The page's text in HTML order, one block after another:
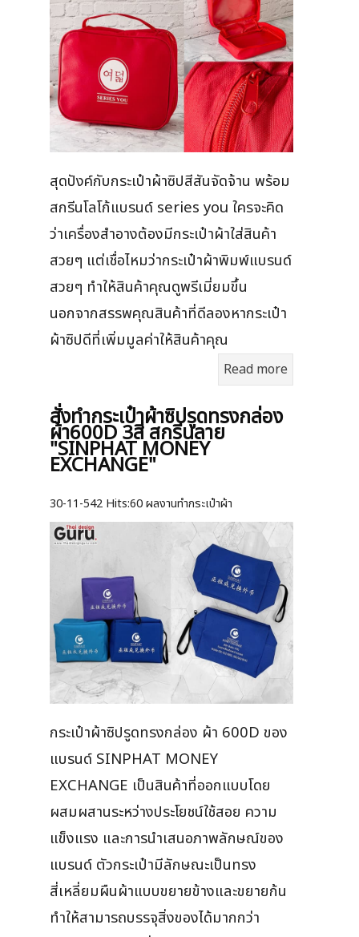
สุดปังค์กับกระเป๋าผ้าซิปสีสันจัดจ้าน พร้อม
สกรีนโลโก้แบรนด์ series you ใครจะคิด
ว่าเครื่องสำอางต้องมีกระเป๋าผ้าใส่สินค้า
สวยๆ แต่เชื่อไหมว่ากระเป๋าผ้าพิมพ์แบรนด์
สวยๆ ทำให้สินค้าคุณดูพรีเมี่ยมขึ้น
นอกจากสรรพคุณสินค้าที่ดีลองหากระเป๋า
ผ้าซิปดีที่เพิ่มมูลค่าให้สินค้าคุณ
Read more
สั่งทำกระเป๋าผ้าซิปรูดทรงกล่อง
ผ้า600D 3สี สกรีนลาย
"SINPHAT MONEY
EXCHANGE"
30-11-542 Hits:60 ผลงานทำกระเป๋าผ้า
กระเป๋าผ้าซิปรูดทรงกล่อง ผ้า 600D ของ
แบรนด์ SINPHAT MONEY
EXCHANGE เป็นสินค้าที่ออกแบบโดย
ผสมผสานระหว่างประโยชน์ใช้สอย ความ
แข็งแรง และการนำเสนอภาพลักษณ์ของ
แบรนด์ ตัวกระเป๋ามีลักษณะเป็นทรง
สี่เหลี่ยมผืนผ้าแบบขยายข้างและขยายก้น
ทำให้สามารถบรรจุสิ่งของได้มากกว่า